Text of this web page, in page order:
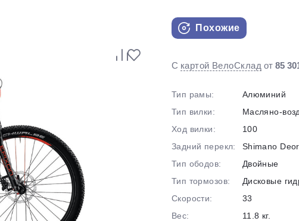
Похожие
С картой ВелоСклад от85
Тип рамы:
Алюминий
Тип вилки:
Масляно-
Ход вилки:
100
Задний перекл:
Shimano
Тип ободов:
Двойные
Тип тормозов:
Дисковые
Скорости:
33
Вес:
11.8 кг.
без переплат
График платежей
Сегодня
25%